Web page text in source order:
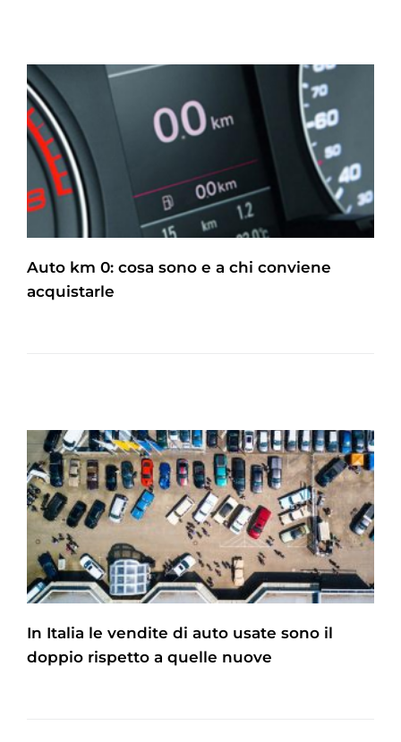
Auto km 0: cosa sono e a chi conviene
acquistarle
In Italia le vendite di auto usate sono il
doppio rispetto a quelle nuove